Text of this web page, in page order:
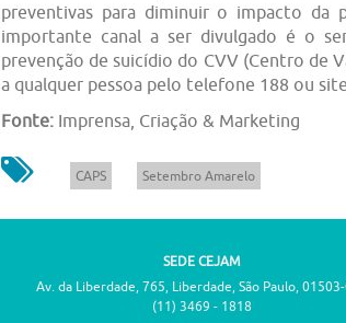
preventivas para diminuir o impacto da
importante canal a ser divulgado é o
prevenção de suicídio do CVV (Centro de
a qualquer pessoa pelo telefone 188 ou site
Fonte: Imprensa, Criação & Marketing
CAPS Setembro Amarelo
SEDE CEJAM
Av. da Liberdade, 765, Liberdade, São Paulo,
(11) 3469 - 1818